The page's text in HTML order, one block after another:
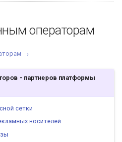
операторам
→
- партнеров платформы
сетки
носителей